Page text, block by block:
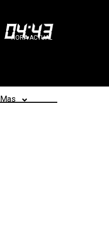
04:43
HORA ACTUAL
Mas